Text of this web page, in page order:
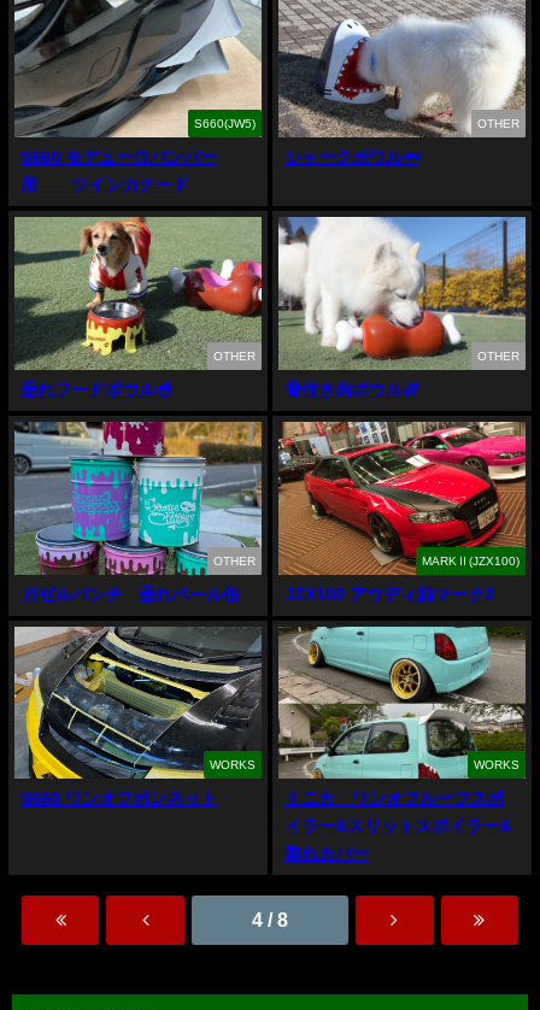
S660(JW5)
S660 モデューロバンパー
用 ツインカナード
OTHER
シャークボウル🦈
OTHER
垂れフードボウル🥣
OTHER
骨付き肉ボウル🍖
OTHER
ガゼルパンチ 垂れペール缶
MARKⅡ(JZX100)
JZX100 アウディ顔マーク2
WORKS
S660 ワンオフボンネット
WORKS
ミニカ ワンオフルーフスポ
イラー&スリットスポイラー&
垂れカバー
4 / 8